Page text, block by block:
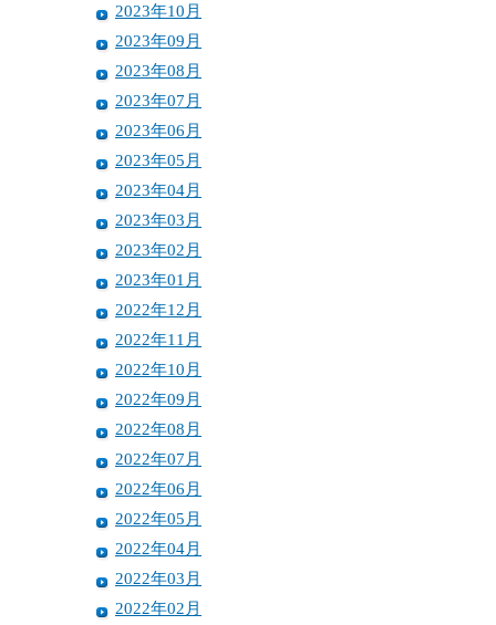
2023年10月
2023年09月
2023年08月
2023年07月
2023年06月
2023年05月
2023年04月
2023年03月
2023年02月
2023年01月
2022年12月
2022年11月
2022年10月
2022年09月
2022年08月
2022年07月
2022年06月
2022年05月
2022年04月
2022年03月
2022年02月